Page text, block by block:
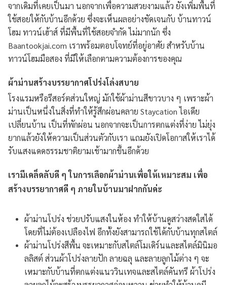
จากเดิมที่เคยเป็นมา นอกจากเพื่อความสวยงามแล้ว ยังเพิ่มพื้นที่
ใช้สอยให้กับบ้านอีกด้วย ซึ่งจะเห็นผลอย่างชัดเจนกับ บ้านทาวน์
โฮม ทาวน์เฮ้าส์ ที่มีพื้นที่ใช้สอยจำกัด ไม่มากนัก ซึ่ง
Baantookjai.com เราพร้อมตอบโจทย์ที่อยู่อาศัย สำหรับบ้าน
ทาวน์โฮมมือสอง ที่มีให้เลือกตามความต้องการของคุณ
ผ้าม่านสร้างบรรยากาศโปร่งโล่งสบาย
โรงแรมหรือรีสอร์ตส่วนใหญ่ มักใช้ผ้าม่านสีขาวบาง ๆ เพราะผ้า
ม่านเป็นหนึ่งในสิ่งที่ทำให้รู้สึกผ่อนคลาย Staycation ไอเดีย
เปลี่ยนบ้าน เป็นที่พักผ่อน นอกจากจะเป็นการตกแต่งที่ง่าย ไม่ยุ่ง
ยากแล้วยังให้ความเป็นส่วนตัวกับเรา แถมยังเปิดโอกาสให้เราได้
รับแสงแดดธรรมชาติยามเช้ามากขึ้นอีกด้วย
เรามีเคล็ดลับดี ๆ ในการเลือกผ้าม่านเพื่อให้เหมาะสม เพื่อ
สร้างบรรยากาศดี ๆ ภายในบ้านมาฝากกันค่ะ
ผ้าม่านโปร่ง ช่วยปรับแสงในห้อง ทำให้บ้านดูสว่างสดใสได้
โดยที่ไม่ต้องเปลืองไฟ อีกทั้งยังสามารถใช้ได้กับบ้านทุกสไตล์
ผ้าม่านโปร่งสีพื้น จะเหมาะกับสไตล์โมเดิร์นและสไตล์มินิมอ
ลลิสต์ ส่วนผ้าโปร่งลายปัก ลายฉลุ และลายลูกไม้ต่าง ๆ จะ
เหมาะกับบ้านที่ตกแต่งแนววินเทจและสไตล์คันทรี ผ้าโปร่ง